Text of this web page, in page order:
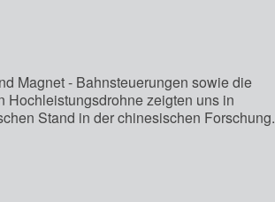
Magnet - Bahnsteuerungen sowie die
Hochleistungsdrohne zeigten uns in
Stand in der chinesischen Forschung.